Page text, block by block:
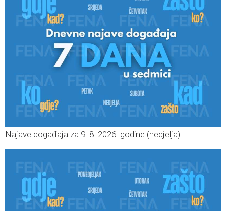
Najave događaja za 9. 8. 2026. godine (nedjelja)